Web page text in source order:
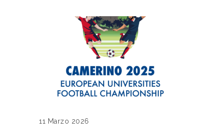
11 Marzo 2026